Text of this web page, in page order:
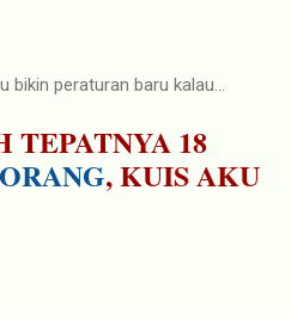
peraturan baru kalau...
TEPATNYA 18
, KUIS AKU